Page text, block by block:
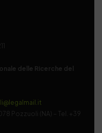
delle Ricerche del
Pozzuoli (NA) – Tel. +39